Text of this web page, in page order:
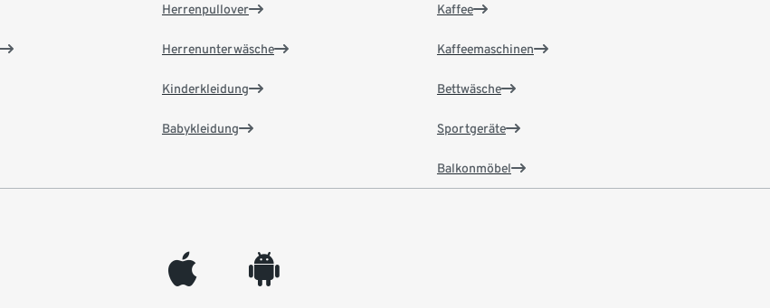
Herrenpullover
Herrenunterwäsche
Kinderkleidung
Babykleidung
Kaffee
Kaffeemaschinen
Bettwäsche
Sportgeräte
Balkonmöbel
appleinc android